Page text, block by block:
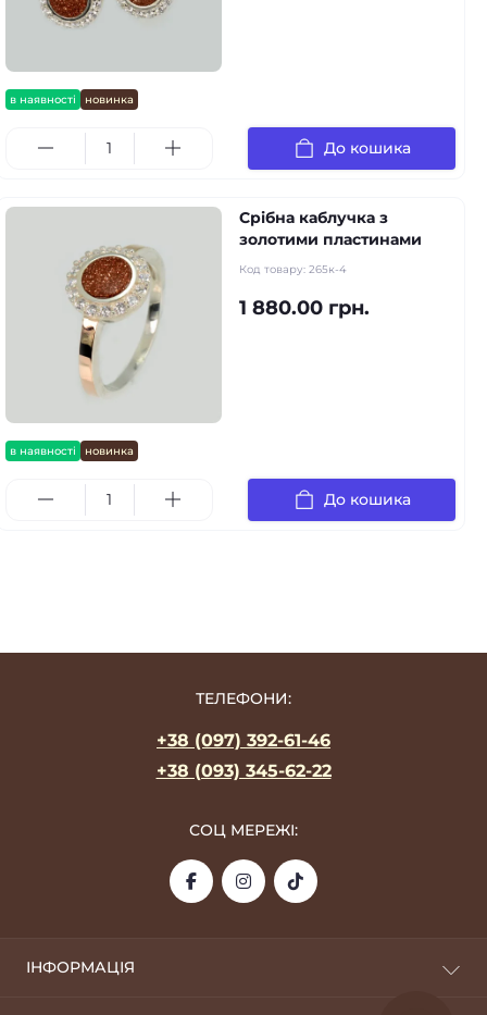
в наявності новинка
До кошика
в наявності новинка
Срібна каблучка з
золотими пластинами
Код товару: 265к-4
1 880.00 грн.
До кошика
ТЕЛЕФОНИ:
+38 (097) 392-61-46
+38 (093) 345-62-22
СОЦ МЕРЕЖІ:
ІНФОРМАЦІЯ